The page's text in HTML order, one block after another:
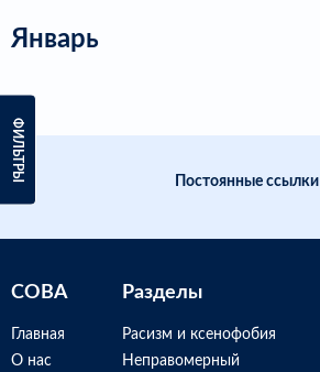
ФИЛЬТРЫ
Январь
Постоянные ссылки
СОВА
Главная
О нас
Разделы
Расизм и ксенофобия
Неправомерный